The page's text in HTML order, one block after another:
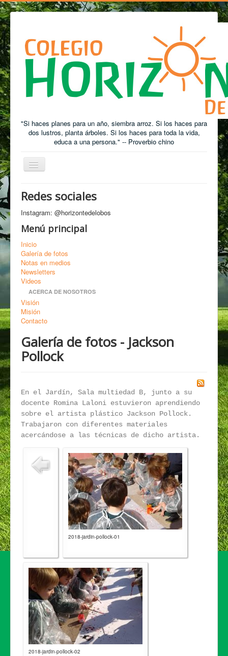
"Si haces planes para un año, siembra arroz. Si los haces para
dos lustros, planta árboles. Si los haces para toda la vida,
educa a una persona." -- Proverbio chino
Cambiar
Navegación
Está aquí: Inicio Galería de fotos
Jackson Pollock
Redes sociales
Instagram: @horizontedelobos
Menú principal
Inicio
Galería de fotos
Notas en medios
Newsletters
Videos
ACERCA DE NOSOTROS
Visión
Misión
Contacto
Galería de fotos - Jackson
Pollock
En el Jardín, Sala multiedad B, junto a su
docente Romina Laloni estuvieron aprendiendo
sobre el artista plástico Jackson Pollock.
Trabajaron con diferentes materiales
acercándose a las técnicas de dicho artista.
2018-jardin-pollock-01
2018-jardin-pollock-02